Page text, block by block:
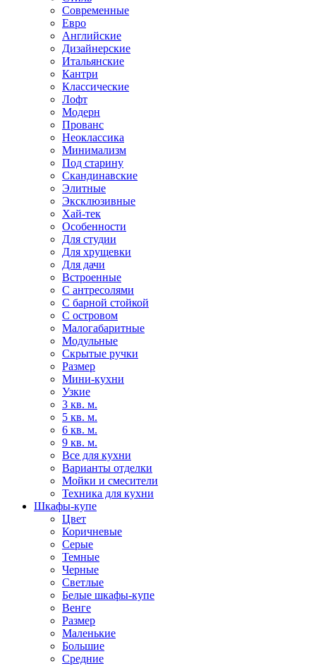
Современные
Евро
Английские
Дизайнерские
Итальянские
Кантри
Классические
Лофт
Модерн
Прованс
Неоклассика
Минимализм
Под старину
Скандинавские
Элитные
Эксклюзивные
Хай-тек
Особенности
Для студии
Для хрущевки
Для дачи
Встроенные
С антресолями
С барной стойкой
С островом
Малогабаритные
Модульные
Скрытые ручки
Размер
Мини-кухни
Узкие
3 кв. м.
5 кв. м.
6 кв. м.
9 кв. м.
Все для кухни
Варианты отделки
Мойки и смесители
Техника для кухни
Шкафы-купе
Цвет
Коричневые
Серые
Темные
Черные
Светлые
Белые шкафы-купе
Венге
Размер
Маленькие
Большие
Средние